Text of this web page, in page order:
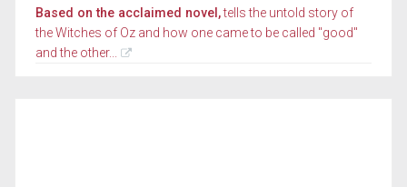
Based on the acclaimed novel,tells the untold story of
the Witches of Oz and how one came to be called "good"
and the other...